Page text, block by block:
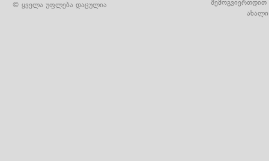
© ყველა უფლება დაცულია
შემოგვიერთდით
ახალი